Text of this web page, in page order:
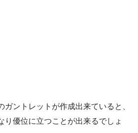
ガントレットが作成出来ていると、
り優位に立つことが出来るでしょ